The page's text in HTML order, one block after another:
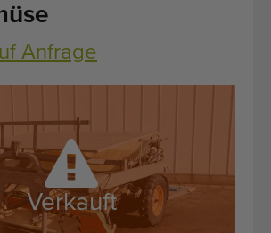
Anfrage
Verkauft